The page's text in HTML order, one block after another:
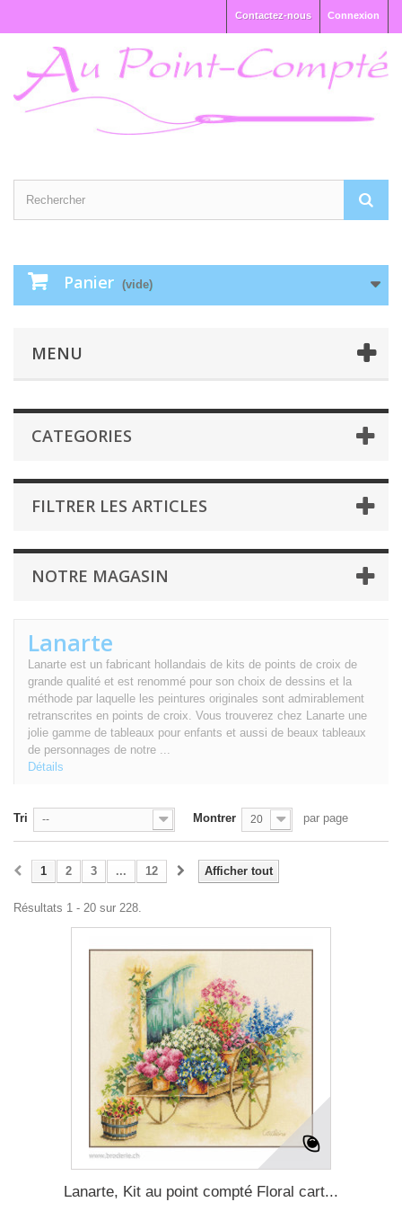
Connexion
Contactez-nous
Panier (vide)
MENU
CATEGORIES
FILTRER LES ARTICLES
NOTRE MAGASIN
Lanarte
Lanarte est un fabricant hollandais de kits de points de croix de
grande qualité et est renommé pour son choix de dessins et la
méthode par laquelle les peintures originales sont admirablement
retranscrites en points de croix. Vous trouverez chez Lanarte une
jolie gamme de tableaux pour enfants et aussi de beaux tableaux
de personnages de notre ...
Détails
Tri -- Montrer 20 par page
Afficher tout
1 2 3 ... 12
Résultats 1 - 20 sur 228.
Lanarte, Kit au point compté Floral cart...